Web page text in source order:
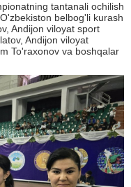
tantanali ochilish
belbog'li kurash
Andijon viloyat sport
Andijon viloyat
To'raxonov va boshqalar